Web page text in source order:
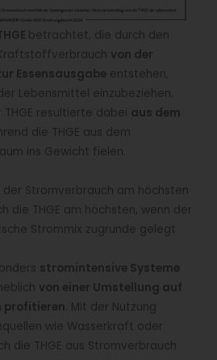
betrachtet, die durch den
von der
Essensausgabe entstehen,
Lebensmittel einzubeziehen.
THGE resultierte dabei aus dem
die THGE aus dem
ins Gewicht fielen.
Stromverbrauch am höchsten
die THGE am höchsten, wenn der
Strommix zugrunde gelegt
stromintensive Systeme
von einer Umstellung auf
profitieren . Mit der Nutzung
wie Wasserkraft oder
die THGE aus Stromverbrauch